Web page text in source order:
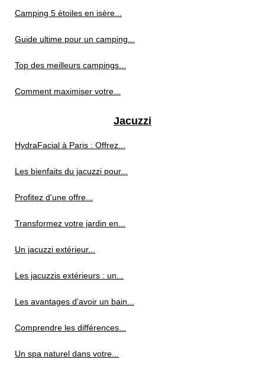
Camping 5 étoiles en isère...
Guide ultime pour un camping...
Top des meilleurs campings...
Comment maximiser votre...
Jacuzzi
HydraFacial à Paris : Offrez...
Les bienfaits du jacuzzi pour...
Profitez d'une offre...
Transformez votre jardin en...
Un jacuzzi extérieur...
Les jacuzzis extérieurs : un...
Les avantages d'avoir un bain...
Comprendre les différences...
Un spa naturel dans votre...